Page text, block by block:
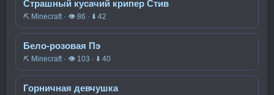
Страшный кусачий крипер Стив
⛏️ Minecraft · 👁 86 · ⬇ 42
Бело-розовая Пэ
⛏️ Minecraft · 👁 103 · ⬇ 40
Горничная девчушка